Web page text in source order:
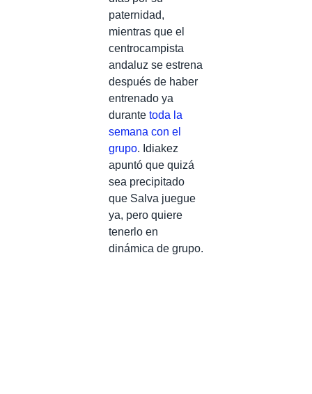
paternidad,
mientras que el
centrocampista
andaluz se estrena
después de haber
entrenado ya
durante toda la
semana con el
grupo. Idiakez
apuntó que quizá
sea precipitado
que Salva juegue
ya, pero quiere
tenerlo en
dinámica de grupo.